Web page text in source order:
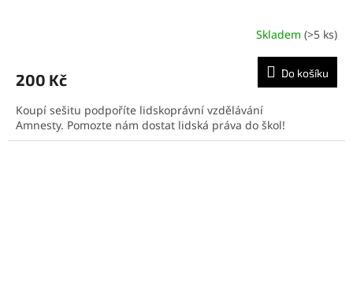
Skladem (>5 ks)
200 Kč Do košíku
Koupí sešitu podpoříte lidskoprávní vzdělávání
Amnesty. Pomozte nám dostat lidská práva do škol!